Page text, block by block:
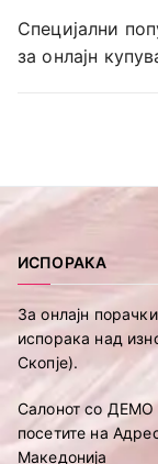
Специјални
за онлајн
ИСПОРАКА
За онлајн
испорака над
Скопје).
Салонот со ДЕМО
посетите на
Македонија